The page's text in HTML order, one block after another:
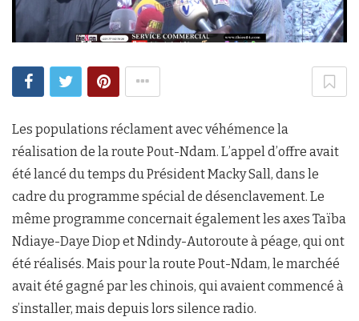
Les populations réclament avec véhémence la
réalisation de la route Pout-Ndam. L’appel d’offre avait
été lancé du temps du Président Macky Sall, dans le
cadre du programme spécial de désenclavement. Le
même programme concernait également les axes Taïba
Ndiaye-Daye Diop et Ndindy-Autoroute à péage, qui ont
été réalisés. Mais pour la route Pout-Ndam, le marchéé
avait été gagné par les chinois, qui avaient commencé à
s’installer, mais depuis lors silence radio.